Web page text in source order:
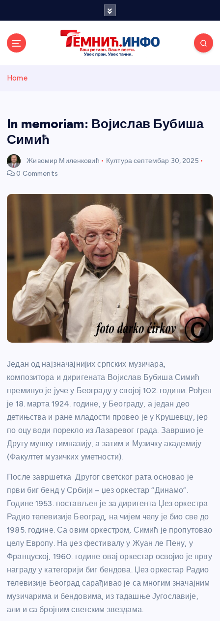
и портал
Home
In memoriam: Војислав Бубиша
Симић
Живомир Миленковић Културасептембар 30, 2025
0 Comments
Један од најзначајнијих српских музичара,
композитора и диригената Војислав Бубиша Симић
преминуо је јуче у Београду у својој 102. години. Рођен
је 18. марта 1924. године, у Београду, а један део
детињства и ране младости провео је у Крушевцу, јер
по оцу води порекло из Лазаревог града. Завршио је
Другу мушку гимназију, а затим и Музичку академију
(Факултет музичких уметности).
После завршетка Другог светског рата основао је
први биг бенд у Србији – џез оркестар “Динамо”.
Године 1953. постављен је за диригента Џез оркестра
Радио телевизије Београд, на чијем челу је био све до
1985. године. Са овим оркестром, Симић је пропутовао
целу Европу. На џез фестивалу у Жуан ле Пену, у
Француској, 1960. године овај оркестар освојио је прву
награду у категорији биг бендова. Џез оркестар Радио
телевизије Београд сарађивао је са многим значајним
музичарима и бендовима, из тадашње Југославије,
али и са бројним светским звездама.